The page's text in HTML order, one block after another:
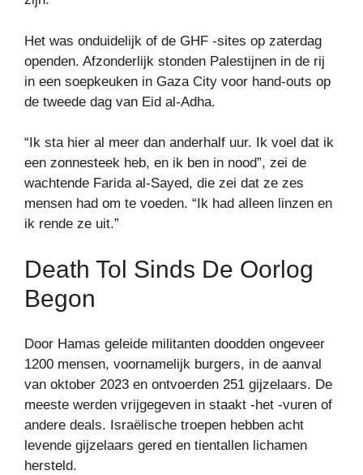
Het was onduidelijk of de GHF -sites op zaterdag
openden. Afzonderlijk stonden Palestijnen in de rij
in een soepkeuken in Gaza City voor hand-outs op
de tweede dag van Eid al-Adha.
“Ik sta hier al meer dan anderhalf uur. Ik voel dat ik
een zonnesteek heb, en ik ben in nood”, zei de
wachtende Farida al-Sayed, die zei dat ze zes
mensen had om te voeden. “Ik had alleen linzen en
ik rende ze uit.”
Death Tol Sinds De Oorlog
Begon
Door Hamas geleide militanten doodden ongeveer
1200 mensen, voornamelijk burgers, in de aanval
van oktober 2023 en ontvoerden 251 gijzelaars. De
meeste werden vrijgegeven in staakt -het -vuren of
andere deals. Israëlische troepen hebben acht
levende gijzelaars gered en tientallen lichamen
hersteld.